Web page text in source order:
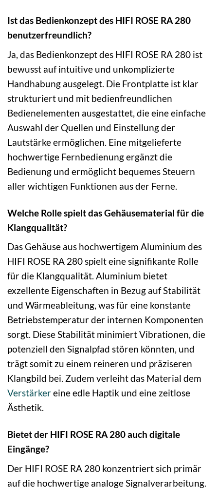
Ist das Bedienkonzept des HIFI ROSE RA 280
benutzerfreundlich?
Ja, das Bedienkonzept des HIFI ROSE RA 280 ist
bewusst auf intuitive und unkomplizierte
Handhabung ausgelegt. Die Frontplatte ist klar
strukturiert und mit bedienfreundlichen
Bedienelementen ausgestattet, die eine einfache
Auswahl der Quellen und Einstellung der
Lautstärke ermöglichen. Eine mitgelieferte
hochwertige Fernbedienung ergänzt die
Bedienung und ermöglicht bequemes Steuern
aller wichtigen Funktionen aus der Ferne.
Welche Rolle spielt das Gehäusematerial für die
Klangqualität?
Das Gehäuse aus hochwertigem Aluminium des
HIFI ROSE RA 280 spielt eine signifikante Rolle
für die Klangqualität. Aluminium bietet
exzellente Eigenschaften in Bezug auf Stabilität
und Wärmeableitung, was für eine konstante
Betriebstemperatur der internen Komponenten
sorgt. Diese Stabilität minimiert Vibrationen, die
potenziell den Signalpfad stören könnten, und
trägt somit zu einem reineren und präziseren
Klangbild bei. Zudem verleiht das Material dem
Verstärkereine edle Haptik und eine zeitlose
Ästhetik.
Bietet der HIFI ROSE RA 280 auch digitale
Eingänge?
Der HIFI ROSE RA 280 konzentriert sich primär
auf die hochwertige analoge Signalverarbeitung.